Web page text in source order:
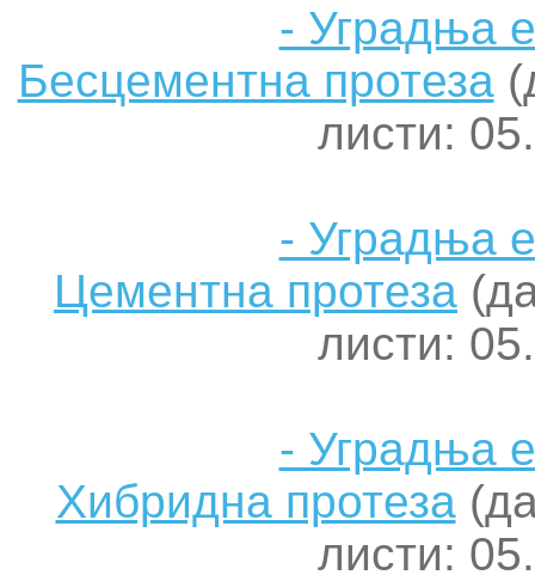
- Уградња
Бесцементна протеза
листи:
- Уградња
Цементна протеза
листи:
- Уградња
Хибридна протеза
листи: